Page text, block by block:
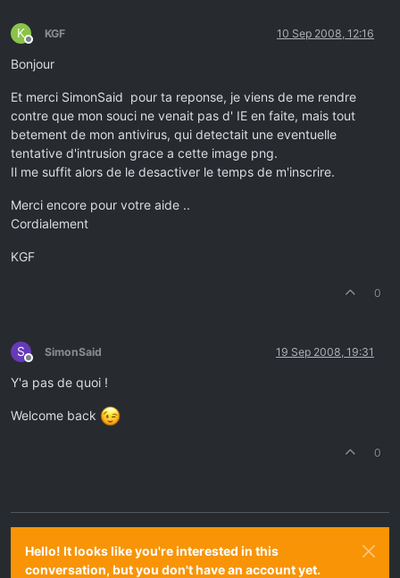
K
Offline
KGF 10 Sep 2008, 12:16
Bonjour
Et merci SimonSaid pour ta reponse, je viens de me rendre
contre que mon souci ne venait pas d' IE en faite, mais tout
betement de mon antivirus, qui detectait une eventuelle
tentative d'intrusion grace a cette image png.
Il me suffit alors de le desactiver le temps de m'inscrire.
Merci encore pour votre aide ..
Cordialement
KGF
0
S
Offline
SimonSaid 19 Sep 2008, 19:31
Y'a pas de quoi !
Welcome back
0
Hello! It looks like you're interested in this
conversation, but you don't have an account yet.